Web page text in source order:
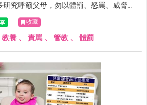
究呼籲父母，勿以體罰、怒罵、威脅、
收藏
教養 、 責罵 、 管教 、 體罰